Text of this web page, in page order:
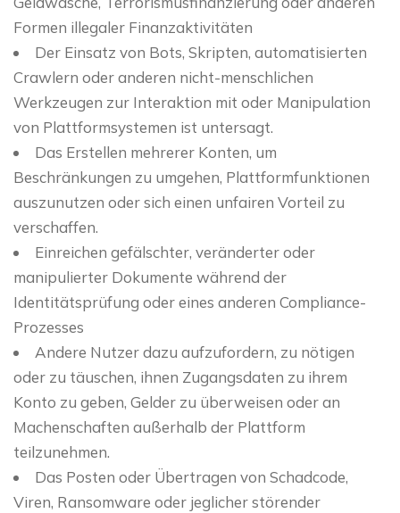
Formen illegaler Finanzaktivitäten
Der Einsatz von Bots, Skripten, automatisierten
Crawlern oder anderen nicht-menschlichen
Werkzeugen zur Interaktion mit oder Manipulation
von Plattformsystemen ist untersagt.
Das Erstellen mehrerer Konten, um
Beschränkungen zu umgehen, Plattformfunktionen
auszunutzen oder sich einen unfairen Vorteil zu
verschaffen.
Einreichen gefälschter, veränderter oder
manipulierter Dokumente während der
Identitätsprüfung oder eines anderen Compliance-
Prozesses
Andere Nutzer dazu aufzufordern, zu nötigen
oder zu täuschen, ihnen Zugangsdaten zu ihrem
Konto zu geben, Gelder zu überweisen oder an
Machenschaften außerhalb der Plattform
teilzunehmen.
Das Posten oder Übertragen von Schadcode,
Viren, Ransomware oder jeglicher störender